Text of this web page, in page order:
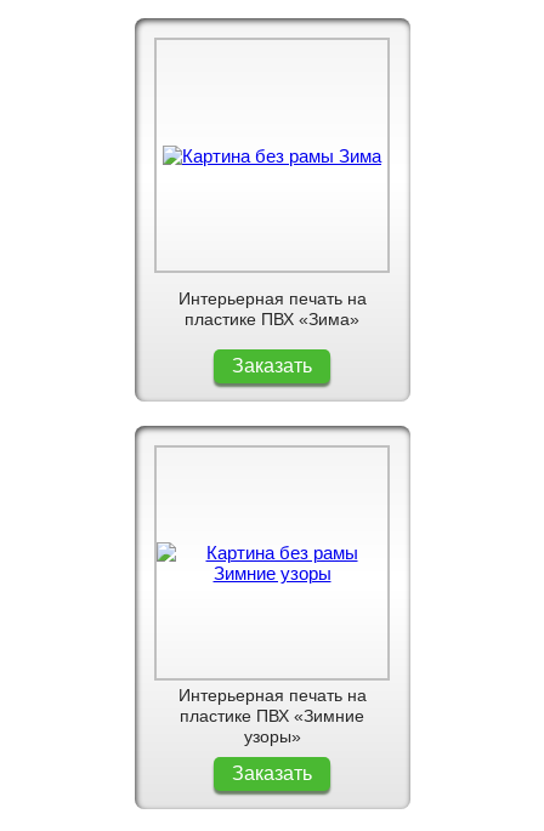
Интерьерная печать на
пластике ПВХ «Зима»
Заказать
Интерьерная печать на
пластике ПВХ «Зимние
узоры»
Заказать